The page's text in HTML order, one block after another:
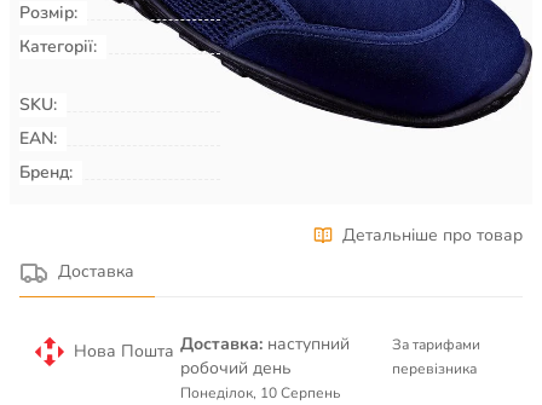
Розмір:
36
Категорії:
Плавання & Аквафітнес
Взуття
для басейну, пляжу, серфінгу
SKU:
00034173
EAN:
Бренд:
Детальніше про товар
Доставка
Нова Пошта Доставка: наступний
робочий день
Понеділок, 10 Серпень
За тарифами
перевізника